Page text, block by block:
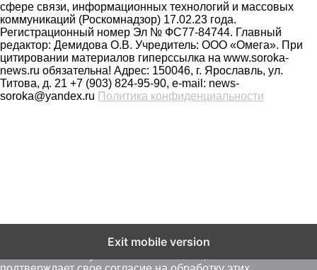
сфере связи, информационных технологий и массовых
коммуникаций (Роскомнадзор) 17.02.23 года.
Регистрационный номер Эл № ФС77-84744. Главный
редактор: Демидова О.В. Учредитель: ООО «Омега». При
цитировании материалов гиперссылка на www.soroka-
news.ru обязательна! Адрес: 150046, г. Ярославль, ул.
Титова, д. 21 +7 (903) 824-95-90, e-mail: news-
soroka@yandex.ru Политика конфиденциальности
Exit mobile version
пользователей (cookie, данные об IP - адресе и